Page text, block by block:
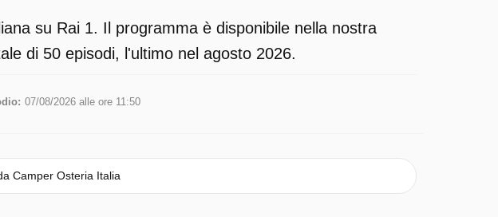
su Rai 1. Il programma è disponibile nella nostra
di 50 episodi, l'ultimo nel agosto 2026.
07/08/2026 alle ore 11:50
Camper Osteria Italia